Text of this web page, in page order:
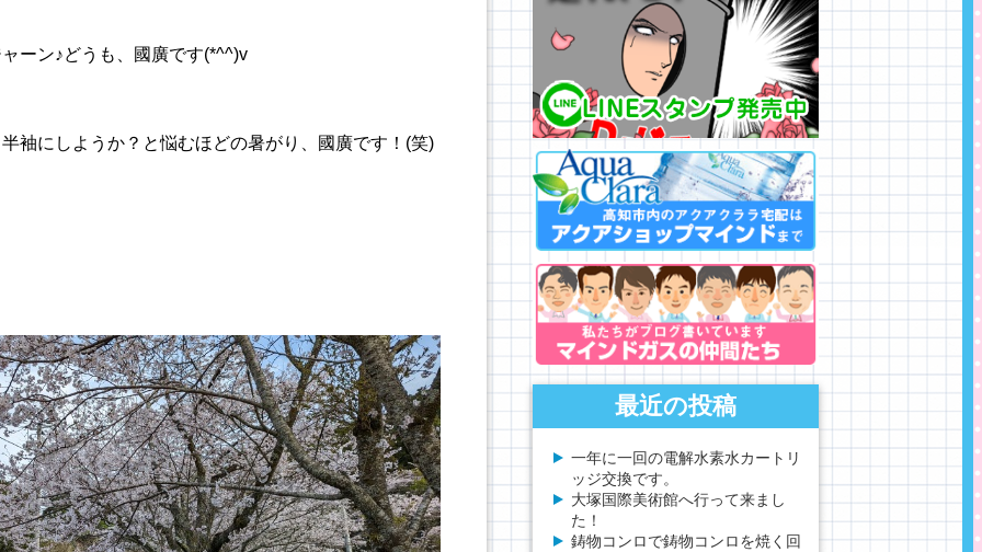
ーン♪どうも、國廣です(*^^)v
袖にしようか？と悩むほどの暑がり、國廣です！(笑)
最近の投稿
一年に一回の電解水素水カートリ
ッジ交換です。
大塚国際美術館へ行って来まし
た！
鋳物コンロで鋳物コンロを焼く回